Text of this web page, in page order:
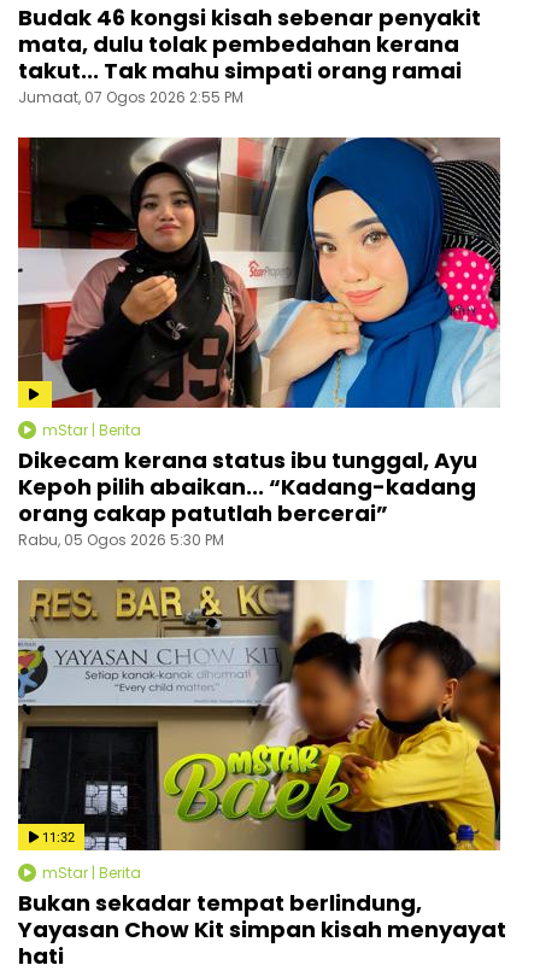
Budak 46 kongsi kisah sebenar penyakit
mata, dulu tolak pembedahan kerana
takut... Tak mahu simpati orang ramai
Jumaat, 07 Ogos 2026 2:55 PM
mStar | Berita
Dikecam kerana status ibu tunggal, Ayu
Kepoh pilih abaikan... “Kadang-kadang
orang cakap patutlah bercerai”
Rabu, 05 Ogos 2026 5:30 PM
11:32
mStar | Berita
Bukan sekadar tempat berlindung,
Yayasan Chow Kit simpan kisah menyayat
hati